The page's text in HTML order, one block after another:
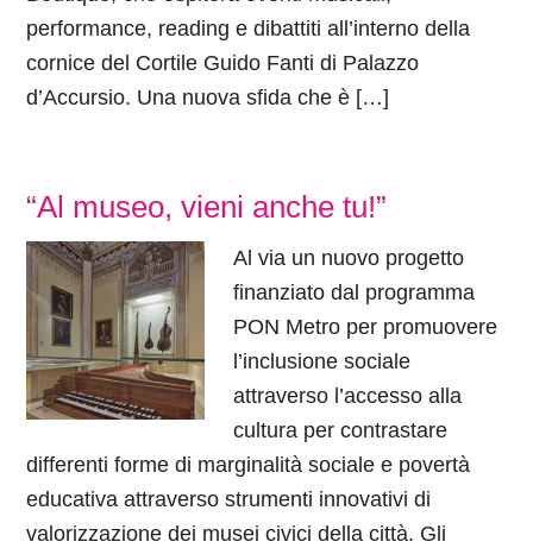
performance, reading e dibattiti all’interno della
cornice del Cortile Guido Fanti di Palazzo
d’Accursio. Una nuova sfida che è […]
“Al museo, vieni anche tu!”
Al via un nuovo progetto
finanziato dal programma
PON Metro per promuovere
l’inclusione sociale
attraverso l’accesso alla
cultura per contrastare
differenti forme di marginalità sociale e povertà
educativa attraverso strumenti innovativi di
valorizzazione dei musei civici della città. Gli